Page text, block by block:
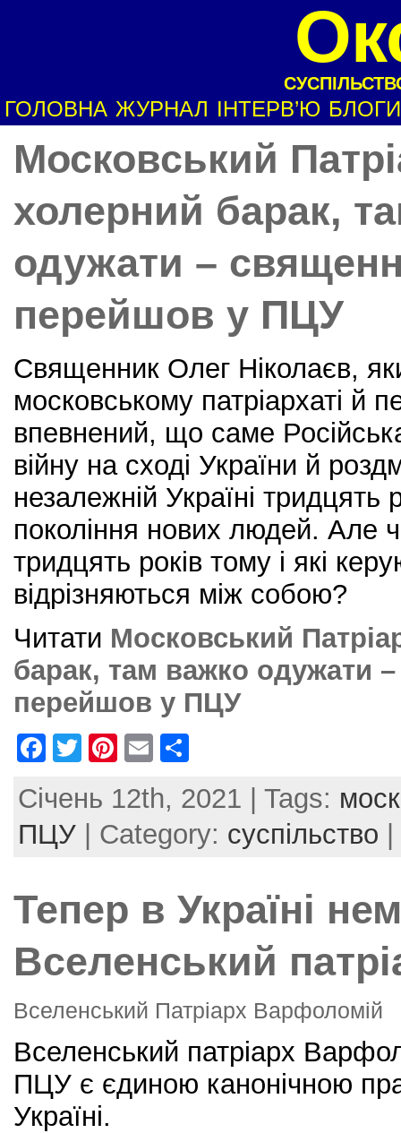
ГОЛОВНА ЖУРНАЛ ІНТЕРВ’Ю БЛОГИ
Московський
холерний барак,
одужати –
перейшов у ПЦУ
Священник Олег Ніколаєв,
московському патріархаті
впевнений, що саме
війну на сході України й
незалежній Україні тридцять
покоління нових людей. Але
тридцять років тому і які
відрізняються між собою?
Читати Московський
барак, там важко одужати
перейшов у ПЦУ
F
c
e
o
k
T
itt
er
Pi
er
e
E
ai
l
ar
e
Січень 12th, 2021 | Tags:
ПЦУ | Category: суспільство |
Тепер в Україні
Вселенський
Вселенський Патріарх Варфоломій
Вселенський патріарх
ПЦУ є єдиною канонічною
Україні.